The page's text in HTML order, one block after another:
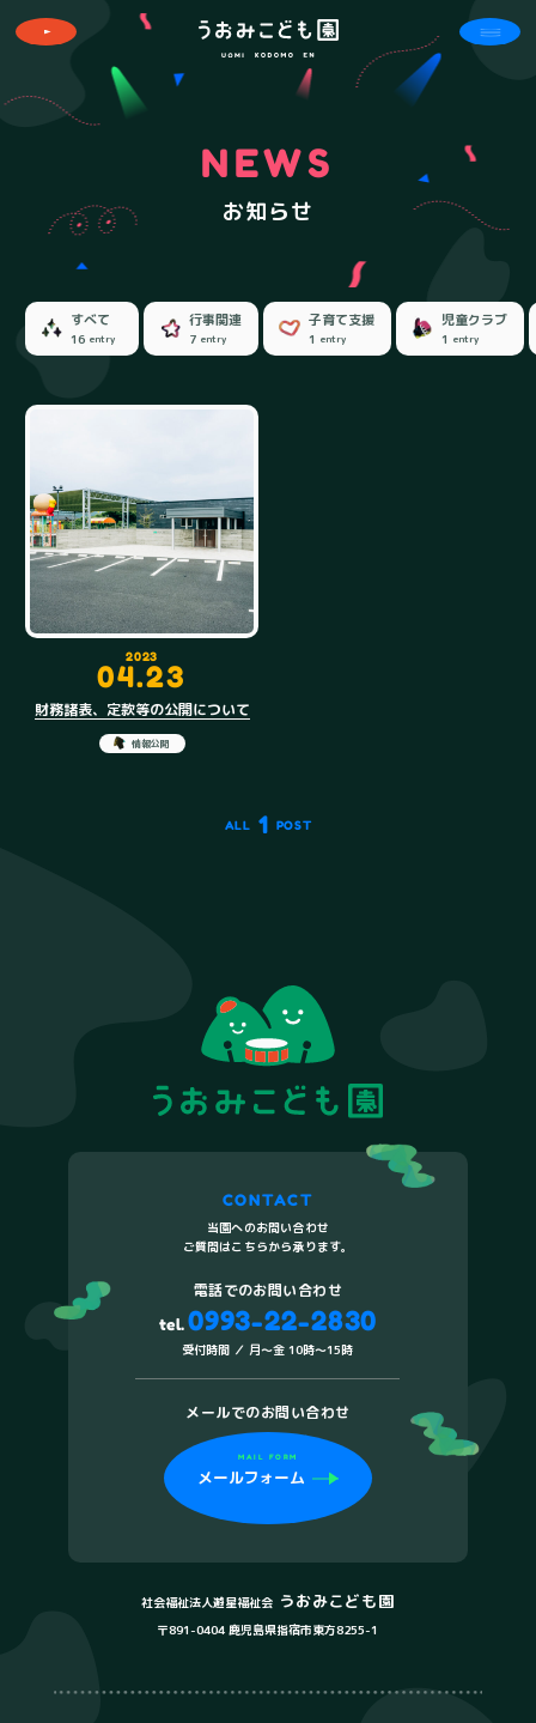
NEWS
お知らせ
すべて
16 entry
行事関連
7 entry
子育て支援
1 entry
児童クラブ
1 entry
2023
04.23
財務諸表、定款等の公開について
情報公開
ALL 1 POST
CONTACT
当園へのお問い合わせ
ご質問はこちらから承ります。
電話でのお問い合わせ
tel.0993-22-2830
受付時間 ／ 月〜金 10時〜15時
メールでのお問い合わせ
MAIL FORM
メールフォーム
社会福祉法人遊星福祉会 うおみこども園
〒891-0404 鹿児島県指宿市東方8255-1